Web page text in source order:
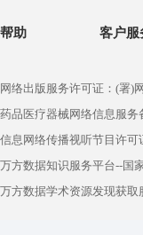
帮助 客户服
网络出版服务许可证：(署)
药品医疗器械网络信息服务
信息网络传播视听节目许可
万方数据知识服务平台--国
万方数据学术资源发现获取